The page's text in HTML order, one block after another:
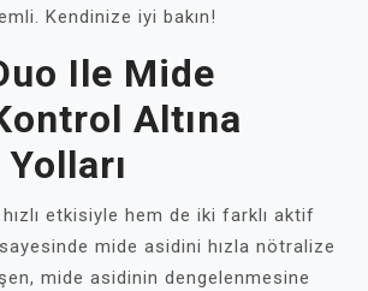
Kendinize iyi bakın!
Ile Mide
Altına
etkisiyle hem de iki farklı aktif
mide asidini hızla nötralize
mide asidinin dengelenmesine